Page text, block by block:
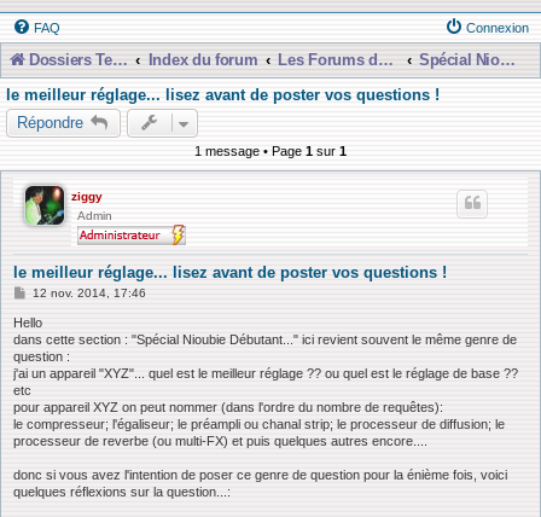
FAQ Connexion
Dossiers Techniques Index du forum Les Forums de Discussions
Spécial Nioubie Débutant
le meilleur réglage... lisez avant de poster vos questions !
Répondre
1 message • Page 1 sur 1
ziggy
Admin
le meilleur réglage... lisez avant de poster vos questions !
M
s
s
g
e
12 nov. 2014, 17:46
Hello
dans cette section : "Spécial Nioubie Débutant..." ici revient souvent le même genre de
question :
j'ai un appareil "XYZ"... quel est le meilleur réglage ?? ou quel est le réglage de base ??
etc
pour appareil XYZ on peut nommer (dans l'ordre du nombre de requêtes):
le compresseur; l'égaliseur; le préampli ou chanal strip; le processeur de diffusion; le
processeur de reverbe (ou multi-FX) et puis quelques autres encore....
donc si vous avez l'intention de poser ce genre de question pour la énième fois, voici
quelques réflexions sur la question...: